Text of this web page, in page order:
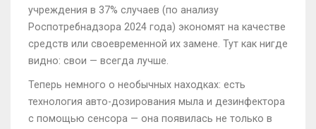
учреждения в 37% случаев (по анализу
Роспотребнадзора 2024 года) экономят на качестве
средств или своевременной их замене. Тут как нигде
видно: свои — всегда лучше.
Теперь немного о необычных находках: есть
технология авто-дозирования мыла и дезинфектора
с помощью сенсора — она появилась не только в